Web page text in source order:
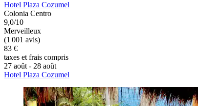
Hotel Plaza Cozumel
Colonia Centro
9,0/10
Merveilleux
(1 001 avis)
83 €
taxes et frais compris
27 août - 28 août
Hotel Plaza Cozumel